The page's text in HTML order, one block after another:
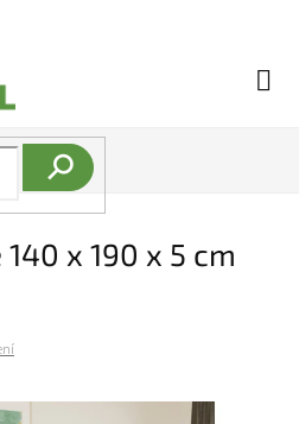
x 190 x 5 cm
0,0 z 5 hvězdiček.